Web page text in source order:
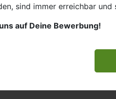
sind immer erreichbar
auf Deine Bewerbung!